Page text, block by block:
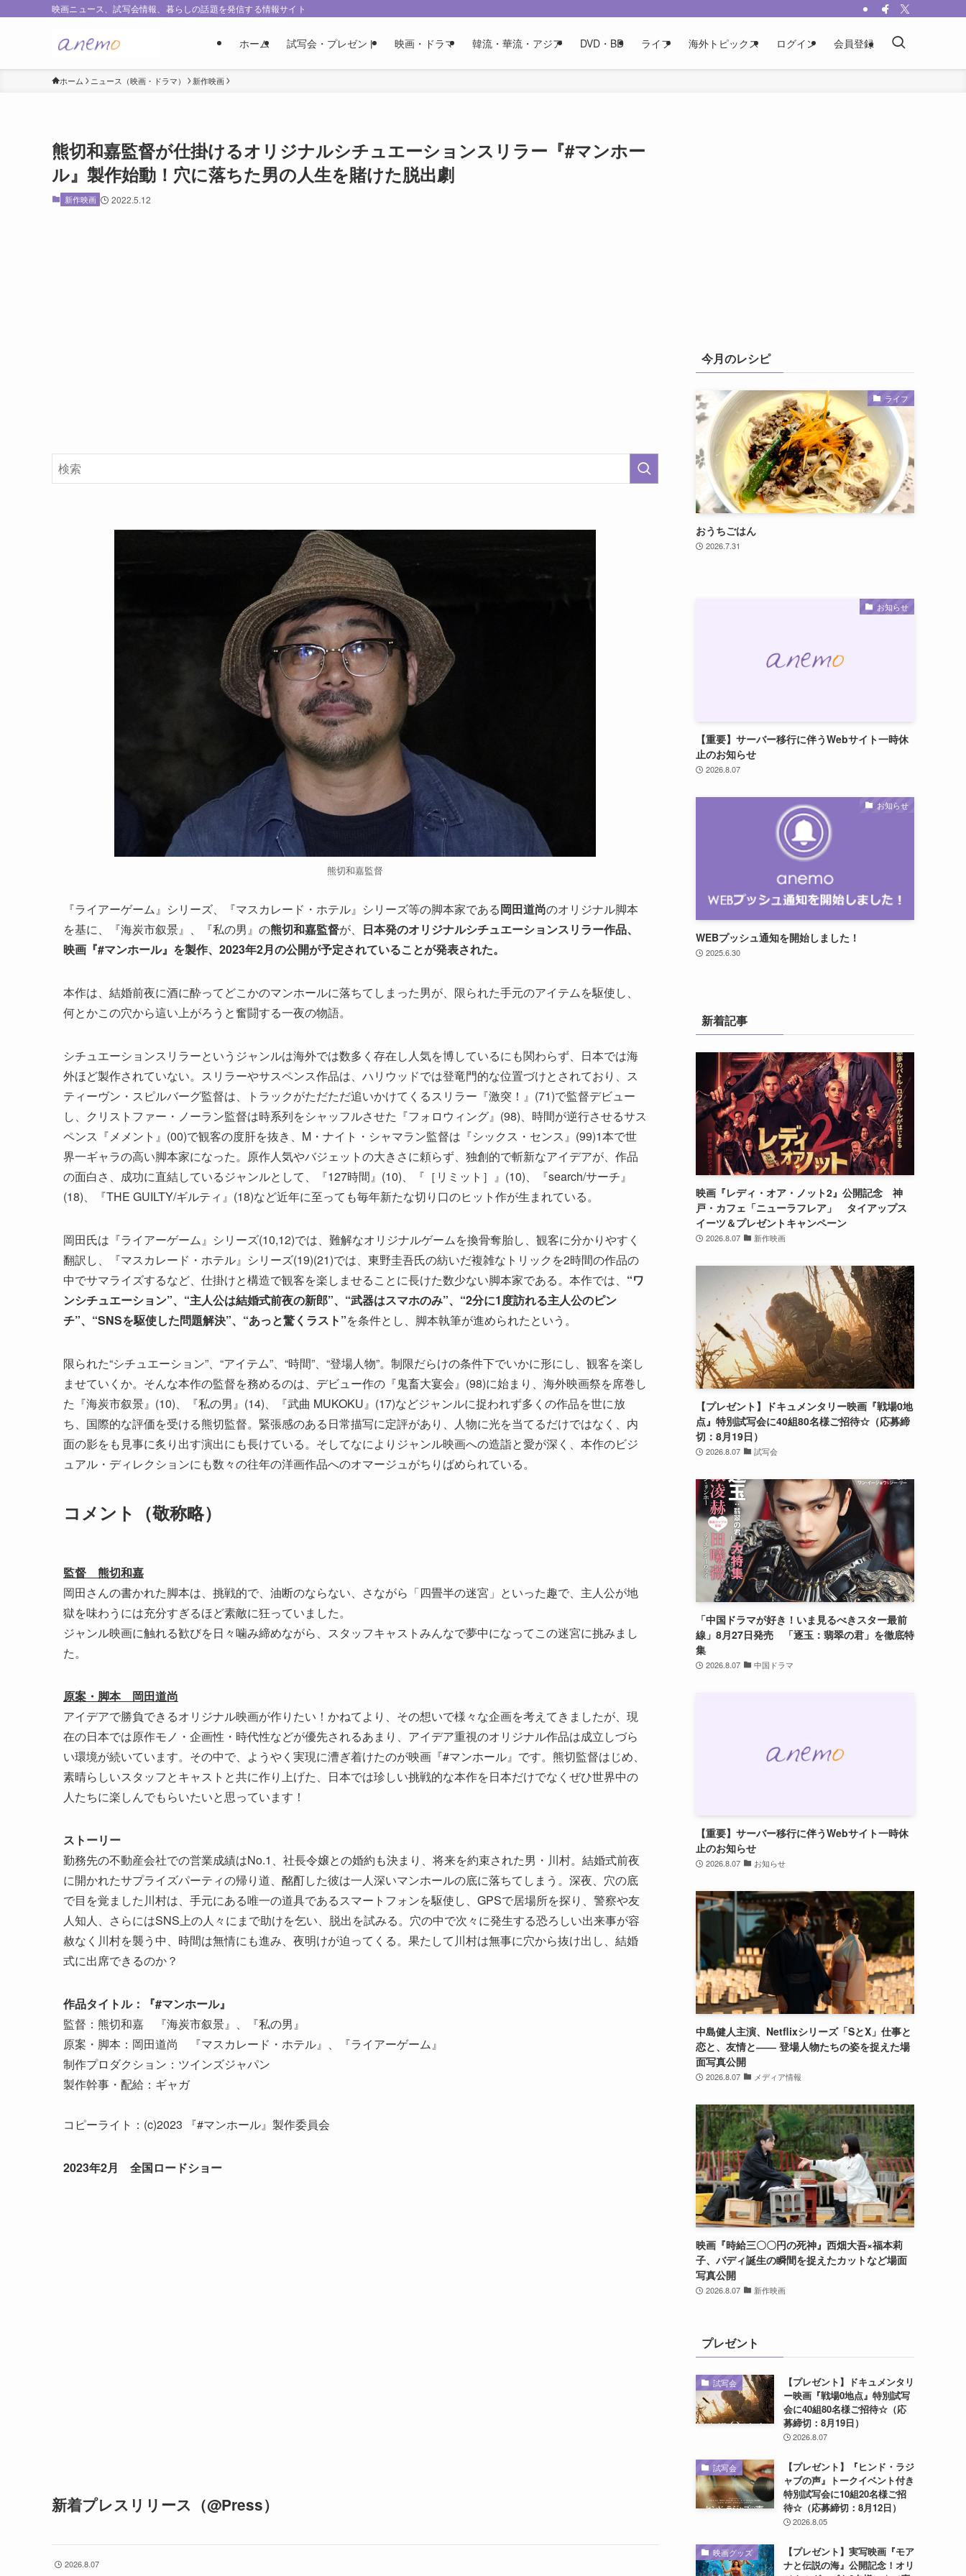
映画ニュース、試写会情報、暮らしの話題を発信する情報サイト
ホーム 試写会・プレゼント 映画・ドラマ 韓流・華流・アジア DVD・BD ライフ 海外トピックス ログイン 会員登録
ホーム ニュース（映画・ドラマ） 新作映画
熊切和嘉監督が仕掛けるオリジナルシチュエーションスリラー『#マンホー
ル』製作始動！穴に落ちた男の人生を賭けた脱出劇
新作映画 2022.5.12
熊切和嘉監督
『ライアーゲーム』シリーズ、『マスカレード・ホテル』シリーズ等の脚本家である岡田道尚のオリジナル脚本
を基に、『海炭市叙景』、『私の男』の熊切和嘉監督が、 日本発のオリジナルシチュエーションスリラー作品、
映画『#マンホール』を製作、2023年2月の公開が予定されていることが発表された。
本作は、結婚前夜に酒に酔ってどこかのマンホールに落ちてしまった男が、限られた手元のアイテムを駆使し、
何とかこの穴から這い上がろうと奮闘する一夜の物語。
シチュエーションスリラーというジャンルは海外では数多く存在し人気を博しているにも関わらず、日本では海
外ほど製作されていない。スリラーやサスペンス作品は、ハリウッドでは登竜門的な位置づけとされており、ス
ティーヴン・スピルバーグ監督は、トラックがただただ追いかけてくるスリラー『激突！』(71)で監督デビュー
し、クリストファー・ノーラン監督は時系列をシャッフルさせた『フォロウィング』(98)、時間が逆行させるサス
ペンス『メメント』(00)で観客の度肝を抜き、M・ナイト・シャマラン監督は『シックス・センス』(99)1本で世
界一ギャラの高い脚本家になった。原作人気やバジェットの大きさに頼らず、独創的で斬新なアイデアが、作品
の面白さ、成功に直結しているジャンルとして、『127時間』(10)、『［リミット］』(10)、『search/サーチ』
(18)、『THE GUILTY/ギルティ』(18)など近年に至っても毎年新たな切り口のヒット作が生まれている。
岡田氏は『ライアーゲーム』シリーズ(10,12)では、難解なオリジナルゲームを換骨奪胎し、観客に分かりやすく
翻訳し、『マスカレード・ホテル』シリーズ(19)(21)では、東野圭吾氏の紡いだ複雑なトリックを2時間の作品の
中でサマライズするなど、仕掛けと構造で観客を楽しませることに長けた数少ない脚本家である。本作では、 “ワ
ンシチュエーション”、“主人公は結婚式前夜の新郎”、“武器はスマホのみ”、“2分に1度訪れる主人公のピン
チ”、“SNSを駆使した問題解決”、“あっと驚くラスト”を条件とし、脚本執筆が進められたという。
限られた“シチュエーション”、“アイテム”、“時間”、“登場人物”。制限だらけの条件下でいかに形にし、観客を楽し
ませていくか。そんな本作の監督を務めるのは、デビュー作の『鬼畜大宴会』(98)に始まり、海外映画祭を席巻し
た『海炭市叙景』(10)、『私の男』(14)、『武曲 MUKOKU』(17)などジャンルに捉われず多くの作品を世に放
ち、国際的な評価を受ける熊切監督。緊張感のある日常描写に定評があり、人物に光を当てるだけではなく、内
面の影をも見事に炙り出す演出にも長けている。そしてなによりジャンル映画への造詣と愛が深く、本作のビジ
ュアル・ディレクションにも数々の往年の洋画作品へのオマージュがちりばめられている。
コメント（敬称略）
監督 熊切和嘉
岡田さんの書かれた脚本は、挑戦的で、油断のならない、さながら「四畳半の迷宮」といった趣で、主人公が地
獄を味わうには充分すぎるほど素敵に狂っていました。
ジャンル映画に触れる歓びを日々噛み締めながら、スタッフキャストみんなで夢中になってこの迷宮に挑みまし
た。
原案・脚本 岡田道尚
アイデアで勝負できるオリジナル映画が作りたい！かねてより、その想いで様々な企画を考えてきましたが、現
在の日本では原作モノ・企画性・時代性などが優先されるあまり、アイデア重視のオリジナル作品は成立しづら
い環境が続いています。その中で、ようやく実現に漕ぎ着けたのが映画『#マンホール』です。熊切監督はじめ、
素晴らしいスタッフとキャストと共に作り上げた、日本では珍しい挑戦的な本作を日本だけでなくぜひ世界中の
人たちに楽しんでもらいたいと思っています！
ストーリー
勤務先の不動産会社での営業成績はNo.1、社長令嬢との婚約も決まり、将来を約束された男・川村。結婚式前夜
に開かれたサプライズパーティの帰り道、酩酊した彼は一人深いマンホールの底に落ちてしまう。深夜、穴の底
で目を覚ました川村は、手元にある唯一の道具であるスマートフォンを駆使し、GPSで居場所を探り、警察や友
人知人、さらにはSNS上の人々にまで助けを乞い、脱出を試みる。穴の中で次々に発生する恐ろしい出来事が容
赦なく川村を襲う中、時間は無情にも進み、夜明けが迫ってくる。果たして川村は無事に穴から抜け出し、結婚
式に出席できるのか？
作品タイトル：『#マンホール』
監督：熊切和嘉 『海炭市叙景』、『私の男』
原案・脚本：岡田道尚 『マスカレード・ホテル』、『ライアーゲーム』
制作プロダクション：ツインズジャパン
製作幹事・配給：ギャガ
コピーライト：(c)2023 『#マンホール』製作委員会
2023年2月 全国ロードショー
新着プレスリリース（@Press）
2026.8.07
今月のレシピ
ライフ
おうちごはん
2026.7.31
お知らせ
【重要】サーバー移行に伴うWebサイト一時休
止のお知らせ
2026.8.07
お知らせ
WEBプッシュ通知を開始しました！
2025.6.30
新着記事
映画『レディ・オア・ノット2』公開記念 神
戸・カフェ「ニューラフレア」 タイアップス
イーツ＆プレゼントキャンペーン
2026.8.07 新作映画
【プレゼント】ドキュメンタリー映画『戦場0地
点』特別試写会に40組80名様ご招待☆（応募締
切：8月19日）
2026.8.07 試写会
「中国ドラマが好き！いま見るべきスター最前
線」8月27日発売 「逐玉：翡翠の君」を徹底特
集
2026.8.07 中国ドラマ
【重要】サーバー移行に伴うWebサイト一時休
止のお知らせ
2026.8.07 お知らせ
中島健人主演、Netflixシリーズ「SとX」仕事と
恋と、友情と―― 登場人物たちの姿を捉えた場
面写真公開
2026.8.07 メディア情報
映画『時給三〇〇円の死神』西畑大吾×福本莉
子、バディ誕生の瞬間を捉えたカットなど場面
写真公開
2026.8.07 新作映画
プレゼント
試写会
【プレゼント】ドキュメンタリ
ー映画『戦場0地点』特別試写
会に40組80名様ご招待☆（応
募締切：8月19日）
2026.8.07
試写会
【プレゼント】『ヒンド・ラジ
ャブの声』トークイベント付き
特別試写会に10組20名様ご招
待☆（応募締切：8月12日）
2026.8.05
映画グッズ
【プレゼント】実写映画『モア
ナと伝説の海』公開記念！オリ